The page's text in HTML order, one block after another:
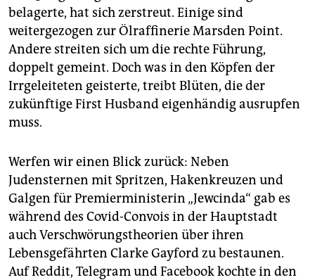
verlag
veranstaltungen
shop
fragen & hilfe
unterstützen
genossenschaft
epaper login
belagerte, hat sich zerstreut. Einige sind
weitergezogen zur Ölraffinerie Marsden Point.
Andere streiten sich um die rechte Führung,
doppelt gemeint. Doch was in den Köpfen der
Irrgeleiteten geisterte, treibt Blüten, die der
zukünftige First Husband eigenhändig ausrupfen
muss.
Werfen wir einen Blick zurück: Neben
Judensternen mit Spritzen, Hakenkreuzen und
Galgen für Premierministerin „Jewcinda“ gab es
während des Covid-Convois in der Hauptstadt
auch Verschwörungstheorien über ihren
Lebensgefährten Clarke Gayford zu bestaunen.
Auf Reddit, Telegram und Facebook kochte in den